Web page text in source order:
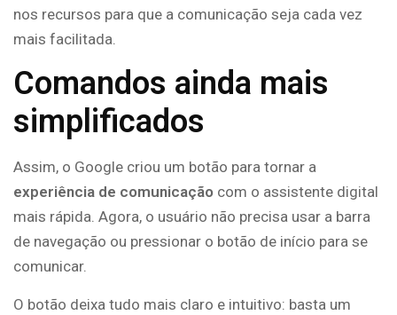
nos recursos para que a comunicação seja cada vez
mais facilitada.
Comandos ainda mais
simplificados
Assim, o Google criou um botão para tornar a
experiência de comunicação com o assistente digital
mais rápida. Agora, o usuário não precisa usar a barra
de navegação ou pressionar o botão de início para se
comunicar.
O botão deixa tudo mais claro e intuitivo: basta um